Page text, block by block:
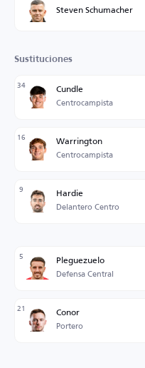
Steven Schumacher
Sustituciones
34 Cundle
Centrocampista
16 Warrington
Centrocampista
9 Hardie
Delantero Centro
5 Pleguezuelo
Defensa Central
21 Conor
Portero